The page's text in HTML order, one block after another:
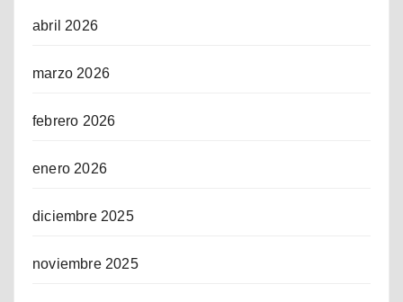
abril 2026
marzo 2026
febrero 2026
enero 2026
diciembre 2025
noviembre 2025